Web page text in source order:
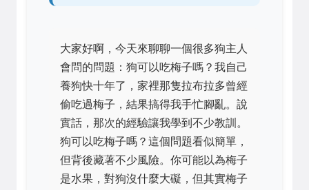
大家好啊，今天來聊聊一個很多狗主人
會問的問題：狗可以吃梅子嗎？我自己
養狗快十年了，家裡那隻拉布拉多曾經
偷吃過梅子，結果搞得我手忙腳亂。說
實話，那次的經驗讓我學到不少教訓。
狗可以吃梅子嗎？這個問題看似簡單，
但背後藏著不少風險。你可能以為梅子
是水果，對狗沒什麼大礙，但其實梅子